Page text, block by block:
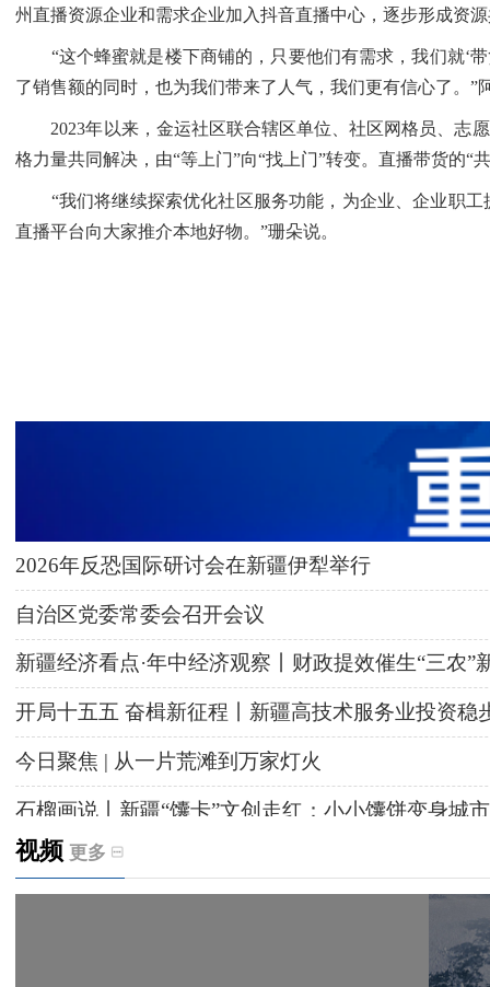
州直播资源企业和需求企业加入抖音直播中心，逐步形成资
“这个蜂蜜就是楼下商铺的，只要他们有需求，我们就‘带
了销售额的同时，也为我们带来了人气，我们更有信心了。
2023年以来，金运社区联合辖区单位、社区网格员、志愿
格力量共同解决，由“等上门”向“找上门”转变。直播带货的
“我们将继续探索优化社区服务功能，为企业、企业职工
直播平台向大家推介本地好物。”珊朵说。
2026年反恐国际研讨会在新疆伊犁举行
自治区党委常委会召开会议
新疆经济看点·年中经济观察丨财政提效催生“三农”
开局十五五 奋楫新征程丨新疆高技术服务业投资稳
今日聚焦 | 从一片荒滩到万家灯火
石榴画说丨新疆“馕卡”文创走红：小小馕饼变身城
天山观察丨暑期AI研学热，孩子们究竟学到什么
视频 更多